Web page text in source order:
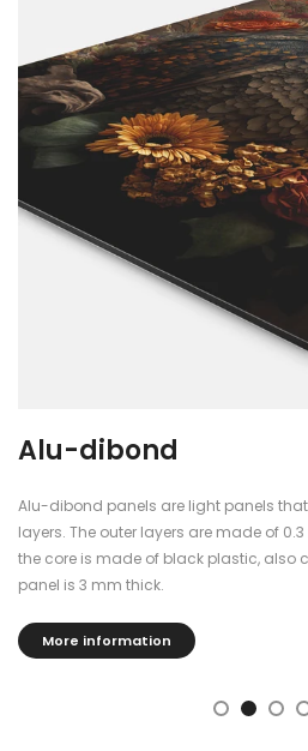
Alu-dibond
Alu-dibond panels are light panels
layers. The outer layers are made of
the core is made of black plastic, also
panel is 3 mm thick.
More information